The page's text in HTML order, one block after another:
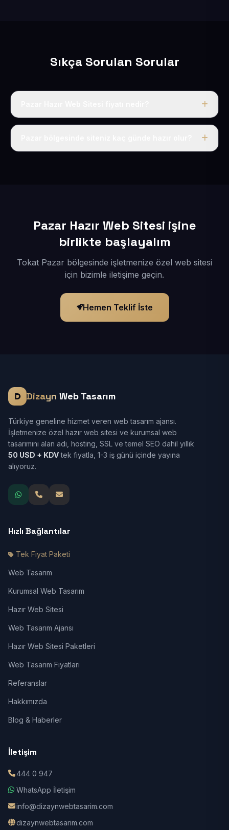
Sıkça Sorulan Sorular
Tek fiyat uygulanır: yıllık 50 USD + KDV. Bu bedele alan
Pazar Hazır Web Sitesi işine
birlikte başlayalım
Tokat Pazar bölgesinde işletmenize özel web sitesi
için bizimle iletişime geçin.
Hemen Teklif İste
Dizayn Web Tasarım
Türkiye geneline hizmet veren web tasarım ajansı.
İşletmenize özel hazır web sitesi ve kurumsal web
tasarımını alan adı, hosting, SSL ve temel SEO dahil yıllık
50 USD + KDVtek fiyatla, 1-3 iş günü içinde yayına
alıyoruz.
Hızlı Bağlantılar
Tek Fiyat Paketi
Web Tasarım
Kurumsal Web Tasarım
Hazır Web Sitesi
Web Tasarım Ajansı
Hazır Web Sitesi Paketleri
Web Tasarım Fiyatları
Referanslar
Hakkımızda
Blog & Haberler
İletişim
444 0 947
WhatsApp İletişim
info@dizaynwebtasarim.com
dizaynwebtasarim.com